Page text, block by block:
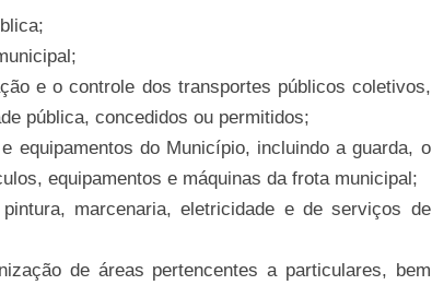
e o controle dos transportes públicos coletivos,
pública, concedidos ou permitidos;
equipamentos do Município, incluindo a guarda, o
equipamentos e máquinas da frota municipal;
marcenaria, eletricidade e de serviços de
de áreas pertencentes a particulares, bem